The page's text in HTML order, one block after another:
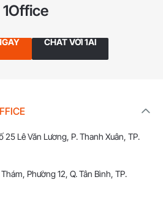
1Office
CHAT VỚI 1AI
25 Lê Văn Lương, P. Thanh Xuân, TP.
Phường 12, Q. Tân Bình, TP.